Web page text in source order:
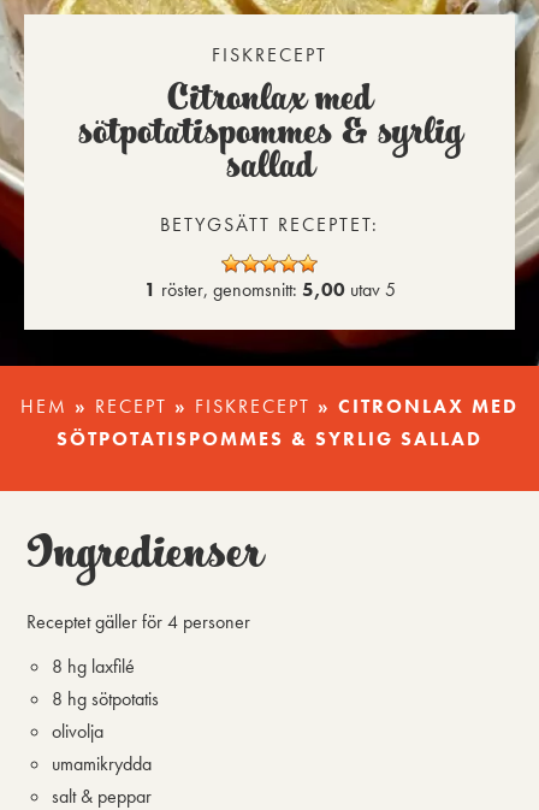
FISKRECEPT
Citronlax med
sötpotatispommes & syrlig
sallad
BETYGSÄTT RECEPTET:
1 röster, genomsnitt: 5,00utav 5
HEM » RECEPT » FISKRECEPT » CITRONLAX MED
SÖTPOTATISPOMMES & SYRLIG SALLAD
Ingredienser
Receptet gäller för4 personer
8 hg laxfilé
8 hg sötpotatis
olivolja
umamikrydda
salt & peppar